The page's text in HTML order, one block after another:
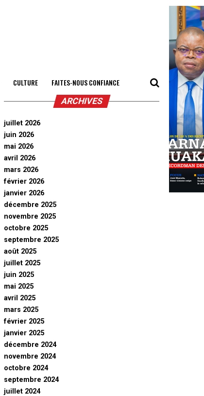
CULTURE FAITES-NOUS CONFIANCE
ARCHIVES
juillet 2026
juin 2026
mai 2026
avril 2026
mars 2026
février 2026
janvier 2026
décembre 2025
novembre 2025
octobre 2025
septembre 2025
août 2025
juillet 2025
juin 2025
mai 2025
avril 2025
mars 2025
février 2025
janvier 2025
décembre 2024
novembre 2024
octobre 2024
septembre 2024
juillet 2024